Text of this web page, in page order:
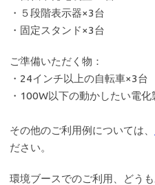
・５段階表示器×3台
・固定スタンド×3台
ご準備いただく物：
・24インチ以上の自転車×3台
・100W以下の動かしたい電化
その他のご利用例については、
ださい。
環境ブースでのご利用、どう